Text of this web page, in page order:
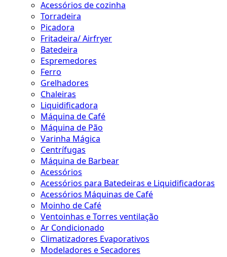
Acessórios de cozinha
Torradeira
Picadora
Fritadeira/ Airfryer
Batedeira
Espremedores
Ferro
Grelhadores
Chaleiras
Liquidificadora
Máquina de Café
Máquina de Pão
Varinha Mágica
Centrífugas
Máquina de Barbear
Acessórios
Acessórios para Batedeiras e Liquidificadoras
Acessórios Máquinas de Café
Moinho de Café
Ventoinhas e Torres ventilação
Ar Condicionado
Climatizadores Evaporativos
Modeladores e Secadores